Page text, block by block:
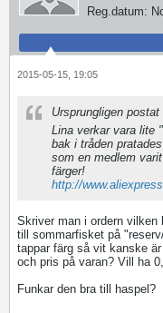
Reg.datum:
2015-05-15, 19:05
Ursprungligen postat
Lina verkar vara lite
bak i tråden
som en medlem
färger!
http://
Skriver man i ordern vilken
till sommarfisket på
tappar färg så vit kanske
och pris på varan? Vill ha
Funkar den bra till haspel?